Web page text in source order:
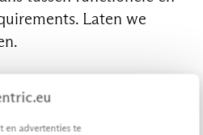
en advertenties te
Laten we
dan een tuinhuis